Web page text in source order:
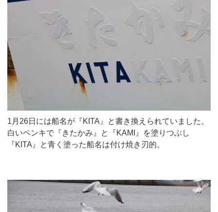
1月26日には船名が『KITA』と書き換えられていました。
白いペンキで『きたかみ』と『KAMI』を塗りつぶし
『KITA』と青く塗った船名は付け焼き刃的。